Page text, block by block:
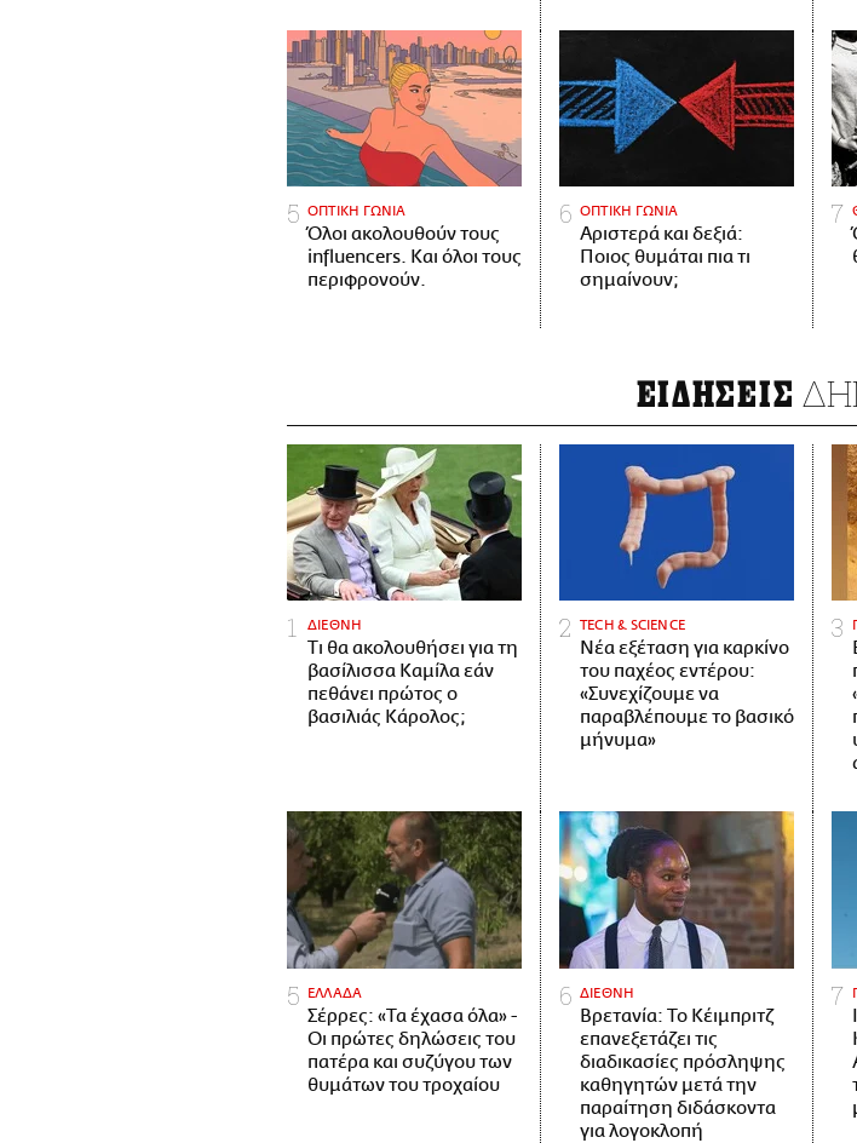
ΟΠΤΙΚΗ ΓΩΝΙΑ
Όλοι ακολουθούν τους
influencers. Και όλοι τους
περιφρονούν.
ΟΠΤΙΚΗ ΓΩΝΙΑ
Αριστερά και δεξιά:
Ποιος θυμάται πια τι
σημαίνουν;
ΕΙΔΗΣΕΙΣ
ΔΙΕΘΝΗ
Τι θα ακολουθήσει για τη
βασίλισσα Καμίλα εάν
πεθάνει πρώτος ο
βασιλιάς Κάρολος;
ΤECH & SCIENCE
Νέα εξέταση για καρκίνο
του παχέος εντέρου:
«Συνεχίζουμε να
παραβλέπουμε το βασικό
μήνυμα»
ΕΛΛΑΔΑ
Σέρρες: «Τα έχασα όλα» -
Οι πρώτες δηλώσεις του
πατέρα και συζύγου των
θυμάτων του τροχαίου
ΔΙΕΘΝΗ
Βρετανία: Το Κέιμπριτζ
επανεξετάζει τις
διαδικασίες πρόσληψης
καθηγητών μετά την
παραίτηση διδάσκοντα
για λογοκλοπή